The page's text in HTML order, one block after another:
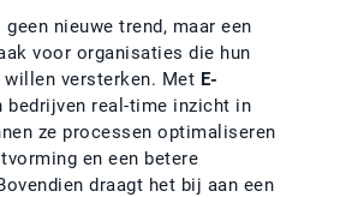
nieuwe trend, maar een
voor organisaties die hun
versterken. Met E-
bedrijven real-time inzicht in
ze processen optimaliseren
en een betere
draagt het bij aan een